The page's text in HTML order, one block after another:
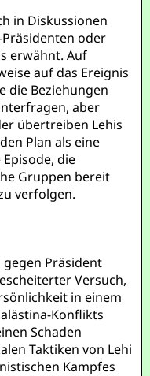
in Diskussionen
oder
erwähnt. Auf
auf das Ereignis
die Beziehungen
aber
übertreiben Lehis
Plan als eine
die
Gruppen bereit
verfolgen.
Präsident
Versuch,
in einem
Konflikts
Schaden
Taktiken von Lehi
Kampfes